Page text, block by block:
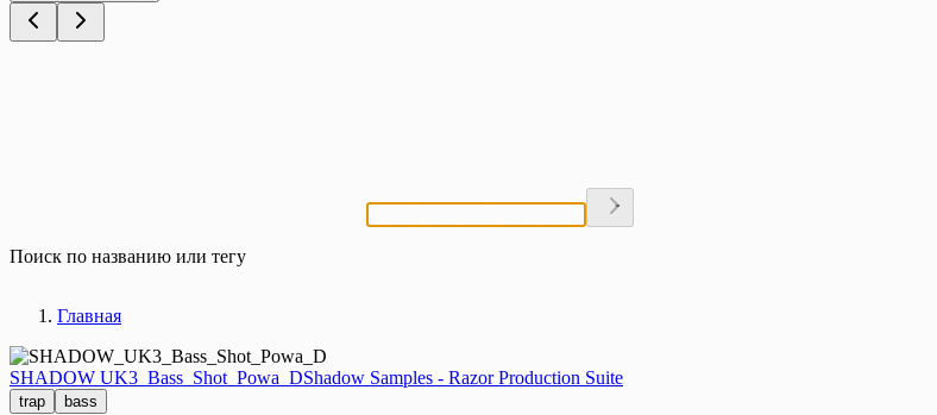
Найти сэмпл или тег
Главная
SHADOW UK3_Bass_Shot_Powa_DShadow Samples - Razor Production Suite
trap bass